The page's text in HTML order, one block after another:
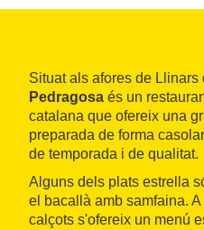
Situat als afores de Llinars
Pedragosa és un
catalana que ofereix una
preparada de forma
de temporada i de qualitat.
Alguns dels plats estrella
el bacallà amb samfaina.
calçots s'ofereix un menú